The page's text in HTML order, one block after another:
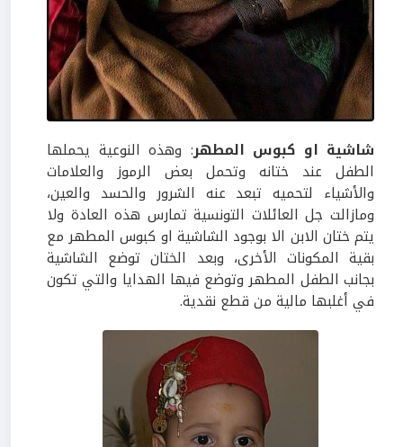
شاشية او كبوس المطهر: وهذه النوعية يحملها
الطفل عند ختانه وتحمل بعض الرموز والعلامات
والأشياء لتحميه تبعد عنه الشرور والحسد والعين،
ومازالت جل العائلات التونسية تمارس هذه العادة ولا
يتم ختان الابن الا بوجود الشاشية او كبوس المطهر مع
بقية المكونات الأخرى، وبعد الختان توضع الشاشية
بجانب الطفل المطهر وتوضع فيها الهدايا والتي تكون
في أغلبها مالية من قطع نقدية.